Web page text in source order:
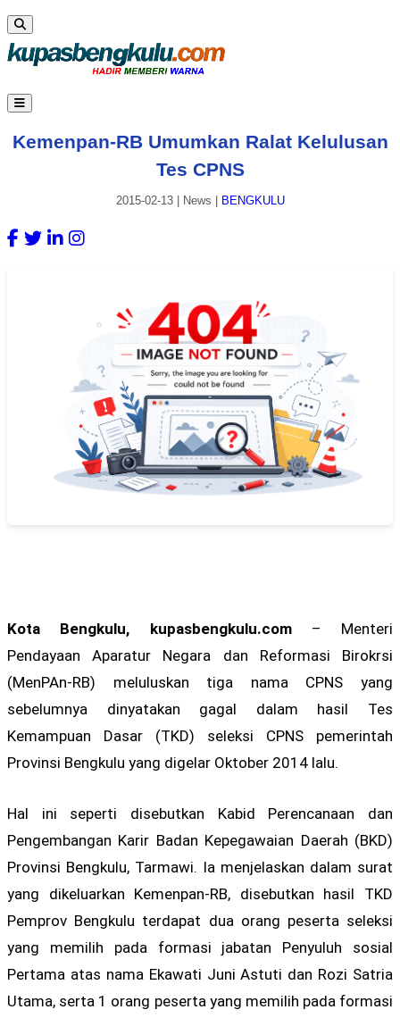
Kemenpan-RB Umumkan Ralat Kelulusan
Tes CPNS
2015-02-13| News BENGKULU
Kota Bengkulu, kupasbengkulu.com– Menteri
Pendayaan Aparatur Negara dan Reformasi Birokrsi
(MenPAn-RB) meluluskan tiga nama CPNS yang
sebelumnya dinyatakan gagal dalam hasil Tes
Kemampuan Dasar (TKD) seleksi CPNS pemerintah
Provinsi Bengkulu yang digelar Oktober 2014 lalu.
Hal ini seperti disebutkan Kabid Perencanaan dan
Pengembangan Karir Badan Kepegawaian Daerah (BKD)
Provinsi Bengkulu, Tarmawi. Ia menjelaskan dalam surat
yang dikeluarkan Kemenpan-RB, disebutkan hasil TKD
Pemprov Bengkulu terdapat dua orang peserta seleksi
yang memilih pada formasi jabatan Penyuluh sosial
Pertama atas nama Ekawati Juni Astuti dan Rozi Satria
Utama, serta 1 orang peserta yang memilih pada formasi